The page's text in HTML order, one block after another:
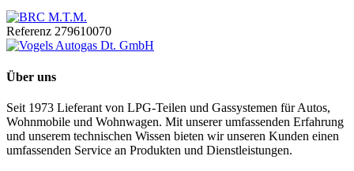
Referenz 279610070
Über uns
Seit 1973 Lieferant von LPG-Teilen und Gassystemen für Autos,
Wohnmobile und Wohnwagen. Mit unserer umfassenden Erfahrung
und unserem technischen Wissen bieten wir unseren Kunden einen
umfassenden Service an Produkten und Dienstleistungen.